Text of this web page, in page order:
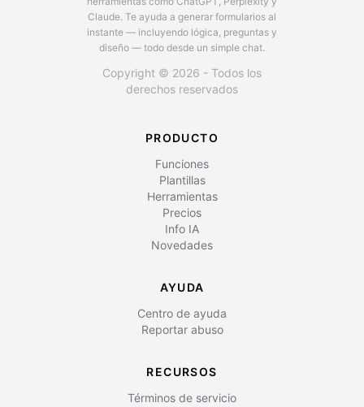
Claude. Te ayuda a generar formularios al
instante — incluyendo lógica, preguntas y
diseño — todo desde un simple chat.
Copyright © 2026 - Todos los
derechos reservados
PRODUCTO
Funciones
Plantillas
Herramientas
Precios
Info IA
Novedades
AYUDA
Centro de ayuda
Reportar abuso
RECURSOS
Términos de servicio